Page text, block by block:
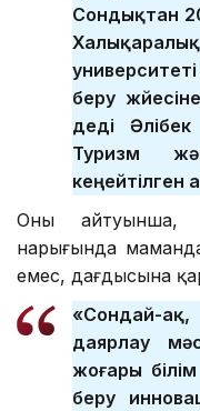
Сондықтан
беру
деді
Туризм
кеңейтілген
Оның айтуынша,
нарығында
емес, дағдысына
«Сондай-
даярлау
жоғары білім
беру